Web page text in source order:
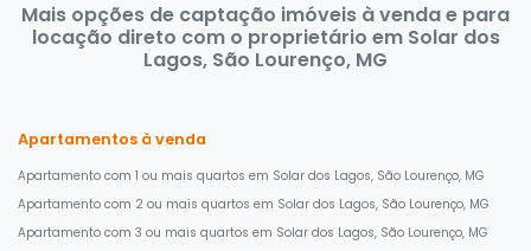
Mais opções de captação imóveis à venda e para
locação direto com o proprietário em Solar dos
Lagos, São Lourenço, MG
Apartamentos à venda
Apartamento com 1 ou mais quartos em Solar dos Lagos, São Lourenço, MG
Apartamento com 2 ou mais quartos em Solar dos Lagos, São Lourenço, MG
Apartamento com 3 ou mais quartos em Solar dos Lagos, São Lourenço, MG